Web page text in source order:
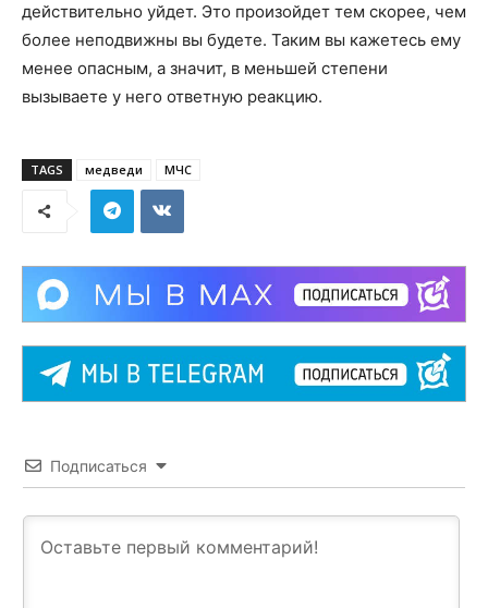
действительно уйдет. Это произойдет тем скорее, чем
более неподвижны вы будете. Таким вы кажетесь ему
менее опасным, а значит, в меньшей степени
вызываете у него ответную реакцию.
TAGS медведи МЧС
Подписаться